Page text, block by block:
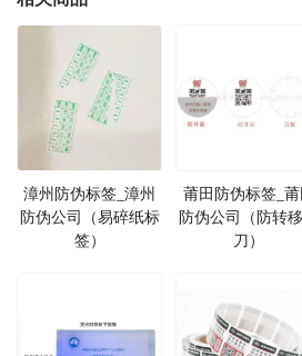
漳州防伪标签_漳州
防伪公司（易碎纸标
签）
莆田防伪标签_莆
防伪公司（防转
刀）